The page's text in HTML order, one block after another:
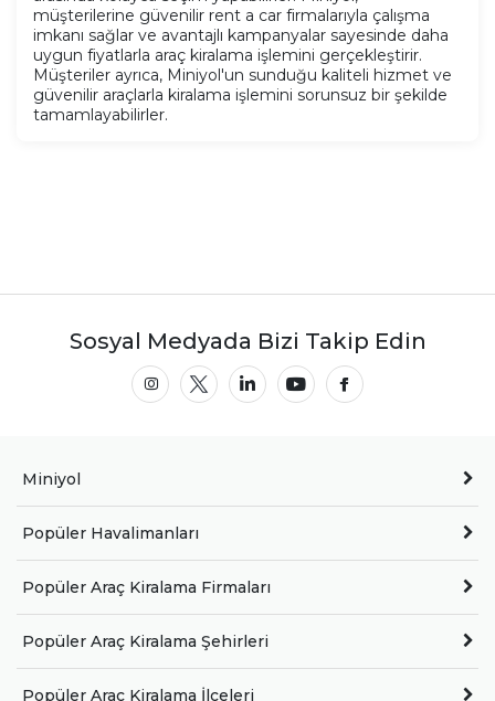
müşterilerine güvenilir rent a car firmalarıyla çalışma
imkanı sağlar ve avantajlı kampanyalar sayesinde daha
uygun fiyatlarla araç kiralama işlemini gerçekleştirir.
Müşteriler ayrıca, Miniyol'un sunduğu kaliteli hizmet ve
güvenilir araçlarla kiralama işlemini sorunsuz bir şekilde
tamamlayabilirler.
Sosyal Medyada Bizi Takip Edin
Miniyol
Popüler Havalimanları
Popüler Araç Kiralama Firmaları
Popüler Araç Kiralama Şehirleri
Popüler Araç Kiralama İlçeleri